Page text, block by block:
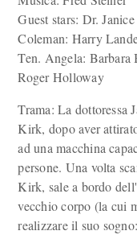
Guest stars: Dr.
Coleman: Harry
Ten. Angela:
Roger Holloway
Trama: La dottoressa
Kirk, dopo aver
ad una macchina
persone. Una volta
Kirk, sale a bordo
vecchio corpo (la cui
realizzare il suo